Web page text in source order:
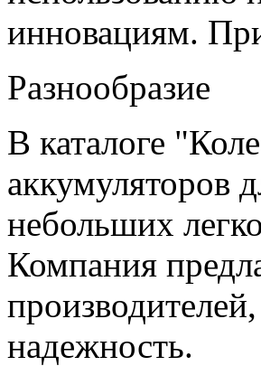
инновациям.
Разнообразие
В каталоге
аккумуляторов
небольших
Компания
надежность.